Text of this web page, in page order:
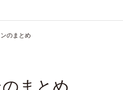
のまとめ